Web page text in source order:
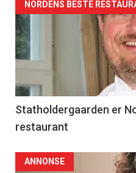
NORDENS BESTE
Statholdergaarden er
restaurant
ANNONSE